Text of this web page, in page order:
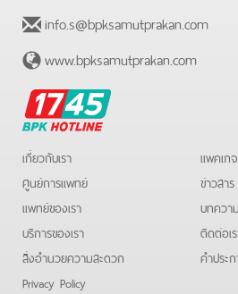
info.s@bpksamutprakan.com
www.bpksamutprakan.com
BPK
Hotline
เกี่ยวกับเรา
ศูนย์การแพทย์
แพทย์ของเรา
บริการของเรา
สิ่งอำนวยความสะดวก
Privacy Policy
แพคเกจ
ข่าวสาร
บทความ
ติดต่อเ
คําประ